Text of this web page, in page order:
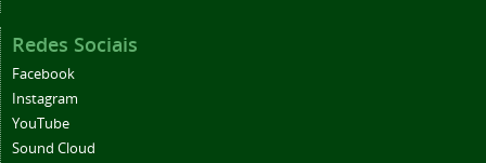
Redes Sociais
Facebook
Instagram
YouTube
Sound Cloud